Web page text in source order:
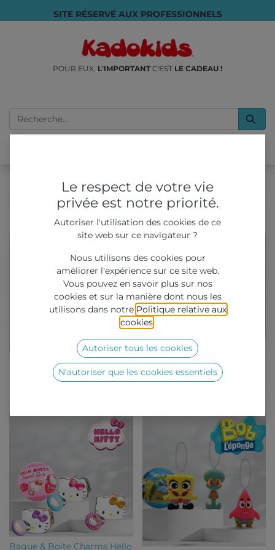
SITE RÉSERVÉ AUX PROFESSIONNELS
POUR EUX, L'IMPORTANTC'EST LE CADEAU !
TOUS NOS PRODUITS
Hello Kitty Western Charms
- Capsule 65mm
Jeu de Cartes 2 en 1 - Guess
et Memory
€
Bague & Boite Charms Hello
Le respect de votre vie
privée est notre priorité.
Autoriser l'utilisation des cookies de ce
site web sur ce navigateur ?
Nous utilisons des cookies pour
améliorer l'expérience sur ce site web.
Vous pouvez en savoir plus sur nos
cookies et sur la manière dont nous les
utilisons dans notre Politique relative aux
cookies
Autoriser tous les cookies
N'autoriser que les cookies essentiels